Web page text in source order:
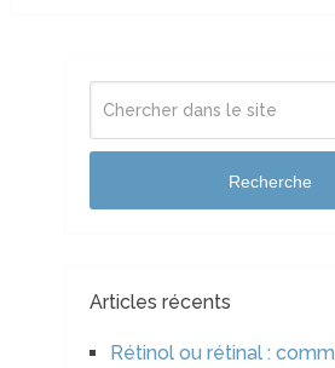
Recherche
Articles récents
Rétinol ou rétinal :